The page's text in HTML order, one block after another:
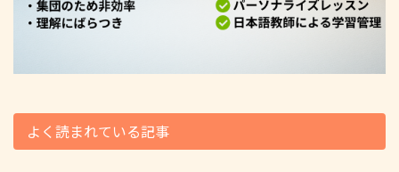
よく読まれている記事